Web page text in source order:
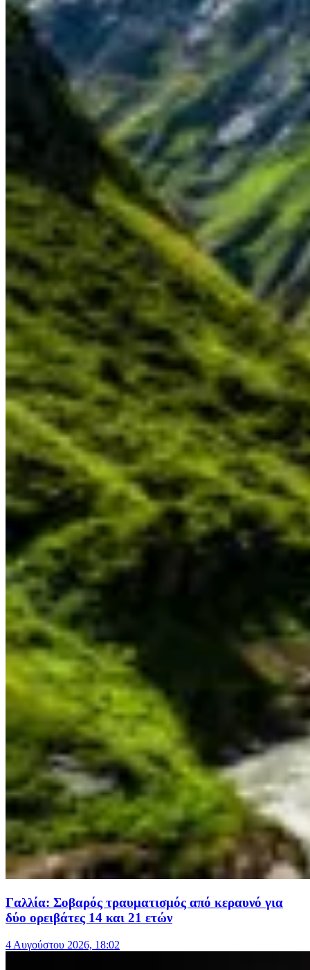
Γαλλία: Σοβαρός τραυματισμός από κεραυνό για
δύο ορειβάτες 14 και 21 ετών
4 Αυγούστου 2026, 18:02